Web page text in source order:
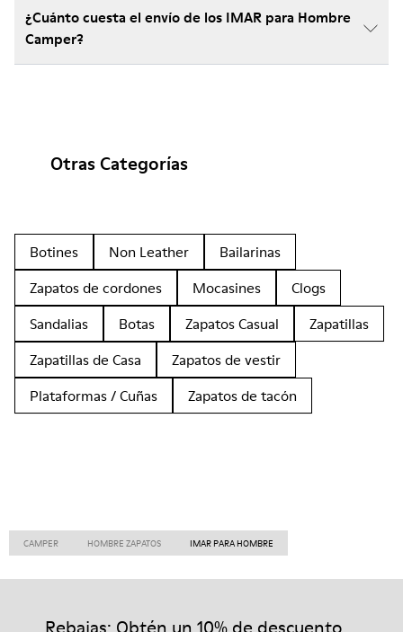
¿Cuánto cuesta el envío de los IMAR para Hombre
Camper?
Otras Categorías
Botines Non Leather
Bailarinas
Zapatos de cordones
Mocasines
Clogs
Sandalias
Botas Zapatos Casual
Zapatillas
Zapatillas de Casa
Zapatos de vestir
Plataformas / Cuñas
Zapatos de tacón
CAMPER HOMBRE ZAPATOS IMAR PARA HOMBRE